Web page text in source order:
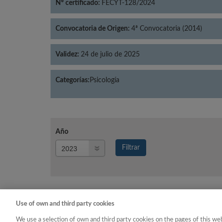
Nº certificado: FECYT-128/2024
Convocatoria de Origen: 4ª Convocatoria (2014)
Validez: 24 de julio de 2025
Categorías: Psicología
Año
Filtrar
Año
Use of own and third party cookies
We use a selection of own and third party cookies on the pages of this